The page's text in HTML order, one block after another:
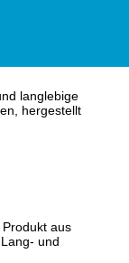
langlebige
hergestellt
aus
und